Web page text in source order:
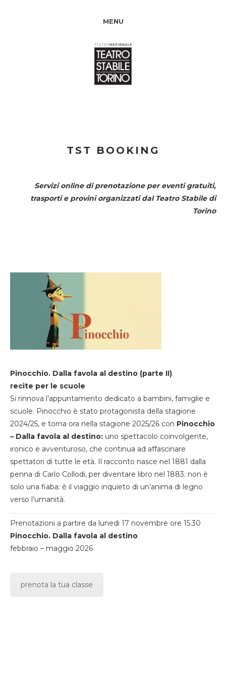
MENU
TST BOOKING
Servizi online di prenotazione per eventi gratuiti,
trasporti e provini organizzati dal Teatro Stabile di
Torino
Pinocchio. Dalla favola al destino (parte II)
recite per le scuole
Si rinnova l’appuntamento dedicato a bambini, famiglie e
scuole. Pinocchio è stato protagonista della stagione
2024/25, e torna ora nella stagione 2025/26 con Pinocchio
– Dalla favola al destino: uno spettacolo coinvolgente,
ironico e avventuroso, che continua ad affascinare
spettatori di tutte le età. Il racconto nasce nel 1881 dalla
penna di Carlo Collodi, per diventare libro nel 1883. non è
solo una fiaba: è il viaggio inquieto di un’anima di legno
verso l’umanità.
Prenotazioni a partire da lunedi 17 novembre ore 15.30
Pinocchio. Dalla favola al destino
febbraio – maggio 2026
prenota la tua classe